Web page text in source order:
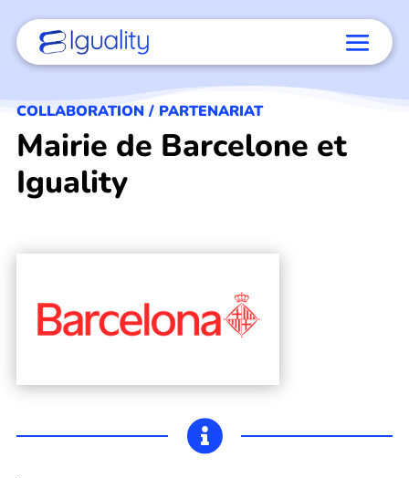
COLLABORATION / PARTENARIAT
Mairie de Barcelone et
Iguality
